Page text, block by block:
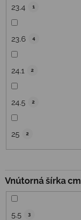
23.4 1
23.6 4
24.1 2
24.5 2
25 2
Vnútorná šírka cm
5.5 3